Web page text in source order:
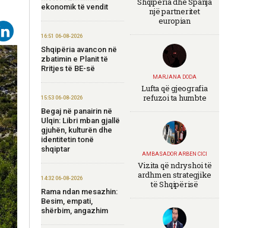
ekonomik të vendit
16:51 06-08-2026
Shqipëria avancon në
zbatimin e Planit të
Rritjes të BE-së
15:53 06-08-2026
Begaj në panairin në
Ulqin: Libri mban gjallë
gjuhën, kulturën dhe
identitetin tonë
shqiptar
14:32 06-08-2026
Rama ndan mesazhin:
Besim, empati,
shërbim, angazhim
një partneritet
europian
MARJANA DODA
Lufta që gjeografia
refuzoi ta humbte
AMBASADOR ARBEN CICI
Vizita që ndryshoi të
ardhmen strategjike
të Shqipërisë